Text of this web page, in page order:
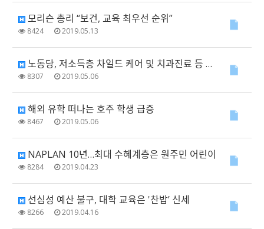
모리슨 총리 “보건, 교육 최우선 순위”
8424 2019.05.13
노동당, 저소득층 차일드 케어 및 치과진료 등 $70억 공약
8307 2019.05.06
해외 유학 떠나는 호주 학생 급증
8467 2019.05.06
NAPLAN 10년…최대 수혜계층은 원주민 어린이
8284 2019.04.23
선심성 예산 불구, 대학 교육은 '찬밥’ 신세
8266 2019.04.16